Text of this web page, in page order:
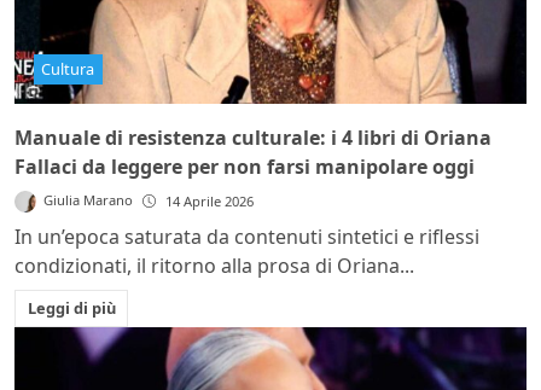
Cultura
Manuale di resistenza culturale: i 4 libri di Oriana
Fallaci da leggere per non farsi manipolare oggi
Giulia Marano 14 Aprile 2026
In un’epoca saturata da contenuti sintetici e riflessi
condizionati, il ritorno alla prosa di Oriana...
Leggi di più